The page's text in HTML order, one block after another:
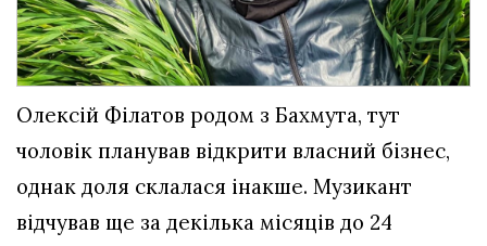
Олексій Філатов родом з Бахмута, тут
чоловік планував відкрити власний бізнес,
однак доля склалася інакше. Музикант
відчував ще за декілька місяців до 24